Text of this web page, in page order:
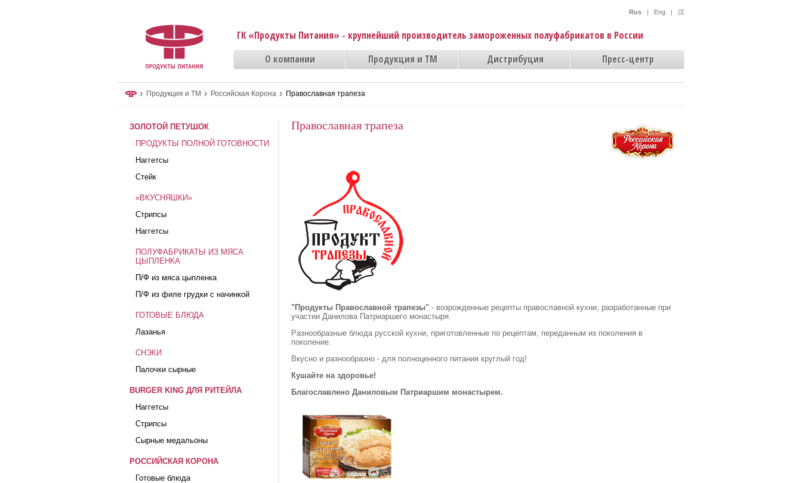
Rus | Eng | 汉
ГК «Продукты Питания» - крупнейший производитель замороженных полуфабрикатов в России
О компании
Продукция и ТМ Дистрибуция Пресс-центр
› Продукция и ТМ › Российская Корона › Православная трапеза
ЗОЛОТОЙ ПЕТУШОК
ПРОДУКТЫ ПОЛНОЙ ГОТОВНОСТИ
Наггетсы
Стейк
«ВКУСНЯШКИ»
Стрипсы
Наггетсы
ПОЛУФАБРИКАТЫ ИЗ МЯСА
ЦЫПЛЕНКА
П/Ф из мяса цыпленка
П/Ф из филе грудки с начинкой
ГОТОВЫЕ БЛЮДА
Лазанья
СНЭКИ
Палочки сырные
BURGER KING ДЛЯ РИТЕЙЛА
Наггетсы
Стрипсы
Сырные медальоны
РОССИЙСКАЯ КОРОНА
Готовые блюда
Православная трапеза
"Продукты Православной трапезы" - возрожденные рецепты православной кухни, разработанные при
участии Данилова Патриаршего монастыря.
Разнообразные блюда русской кухни, приготовленные по рецептам, переданным из поколения в
поколение.
Вкусно и разнообразно - для полноценного питания круглый год!
Кушайте на здоровье!
Благославлено Даниловым Патриаршим монастырем.